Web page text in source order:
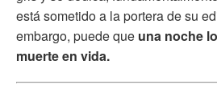
está sometido a la portera de su
embargo, puede que una noche
muerte en vida.